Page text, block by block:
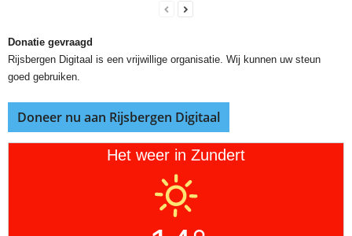
Donatie gevraagd
Rijsbergen Digitaal is een vrijwillige organisatie. Wij kunnen uw steun
goed gebruiken.
Doneer nu aan Rijsbergen Digitaal
Het weer in Zundert